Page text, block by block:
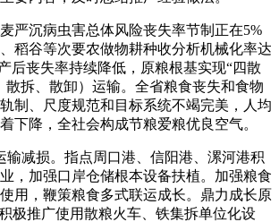
沉病虫害总体风险丧失率节制正在5%
稻谷等次要农做物耕种收分析机械化率达
后丧失率持续降低，原粮根基实现“四散
散拆、散卸）运输。全省粮食丧失和食物
制、尺度规范和目标系统不竭完美，人均
下降，全社会构成节粮爱粮优良空气。
减损。指点周口港、信阳港、漯河港积
，加强口岸仓储根本设备扶植。加强粮食
用，鞭策粮食多式联运成长。鼎力成长原
极推广使用散粮火车、铁集拆单位化设